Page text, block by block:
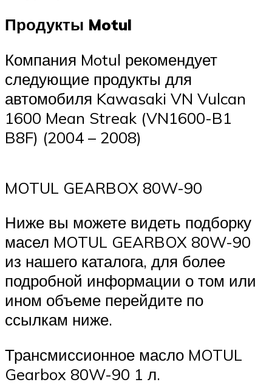
Продукты Motul
Компания Motul рекомендует
следующие продукты для
автомобиля Kawasaki VN Vulcan
1600 Mean Streak (VN1600-B1
B8F) (2004 – 2008)
MOTUL GEARBOX 80W-90
Ниже вы можете видеть подборку
масел MOTUL GEARBOX 80W-90
из нашего каталога, для более
подробной информации о том или
ином объеме перейдите по
ссылкам ниже.
Трансмиссионное масло MOTUL
Gearbox 80W-90 1 л.